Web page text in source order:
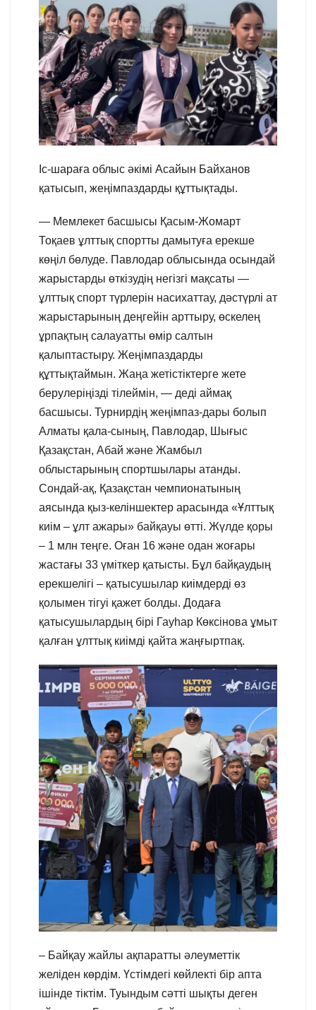
Іс-шараға облыс әкімі Асайын Байханов
қатысып, жеңімпаздарды құттықтады.
— Мемлекет басшысы Қасым-Жомарт
Тоқаев ұлттық спортты дамытуға ерекше
көңіл бөлуде. Павлодар облысында осындай
жарыстарды өткізудің негізгі мақсаты —
ұлттық спорт түрлерін насихаттау, дәстүрлі ат
жарыстарының деңгейін арттыру, өскелең
ұрпақтың салауатты өмір салтын
қалыптастыру. Жеңімпаздарды
құттықтаймын. Жаңа жетістіктерге жете
берулеріңізді тілеймін, — деді аймақ
басшысы. Турнирдің жеңімпаз-дары болып
Алматы қала-сының, Павлодар, Шығыс
Қазақстан, Абай және Жамбыл
облыстарының спортшылары атанды.
Сондай-ақ, Қазақстан чемпионатының
аясында қыз-келіншектер арасында «Ұлттық
киім – ұлт ажары» байқауы өтті. Жүлде қоры
– 1 млн теңге. Оған 16 және одан жоғары
жастағы 33 үміткер қатысты. Бұл байқаудың
ерекшелігі – қатысушылар киімдерді өз
қолымен тігуі қажет болды. Додаға
қатысушылардың бірі Гауһар Көксінова ұмыт
қалған ұлттық киімді қайта жаңғыртпақ.
– Байқау жайлы ақпаратты әлеуметтік
желіден көрдім. Үстімдегі көйлекті бір апта
ішінде тіктім. Туындым сәтті шықты деген